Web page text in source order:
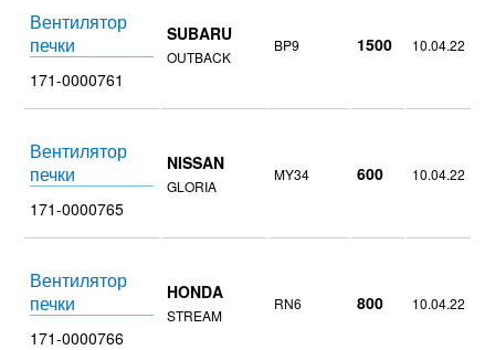
Вентилятор
печки
171-0000761
SUBARU
OUTBACK
BP9 1500 10.04.22
Вентилятор
печки
171-0000765
NISSAN
GLORIA
MY34 600 10.04.22
Вентилятор
печки
171-0000766
HONDA
STREAM
RN6 800 10.04.22